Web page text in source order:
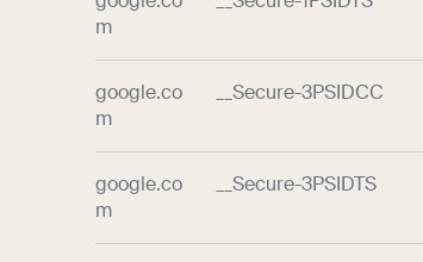
m
google.co
m
__Secure-3PSIDCC
google.co
m
__Secure-3PSIDTS